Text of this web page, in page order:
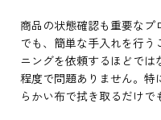
商品の状態確認も重要な
でも、簡単な手入れを行
ニングを依頼するほどでは
程度で問題ありません。
らかい布で拭き取るだけで